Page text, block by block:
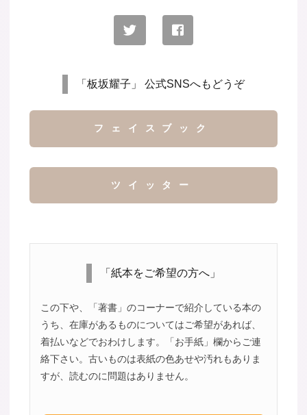
「板坂耀子」 公式SNSへもどうぞ
フェイスブック
ツイッター
「紙本をご希望の方へ」
この下や、「著書」のコーナーで紹介している本の
うち、在庫があるものについてはご希望があれば、
着払いなどでおわけします。「お手紙」欄からご連
絡下さい。古いものは表紙の色あせや汚れもありま
すが、読むのに問題はありません。